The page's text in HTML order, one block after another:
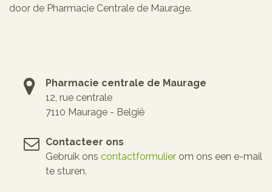
door de Pharmacie Centrale de Maurage.
Pharmacie centrale de Maurage
12, rue centrale
7110 Maurage - België
Contacteer ons
Gebruik ons contactformulier om ons een e-mail
te sturen.